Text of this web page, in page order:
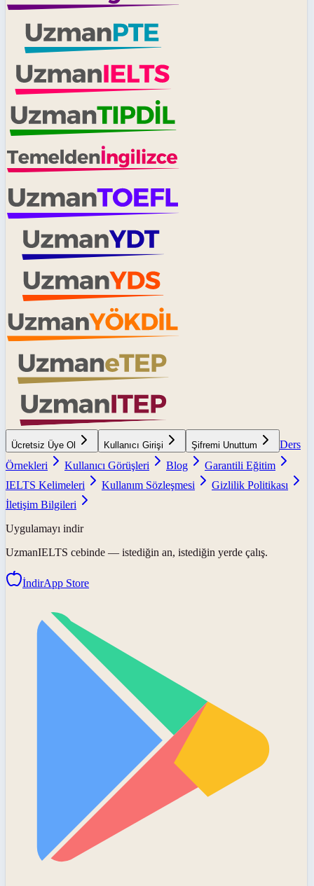
Ücretsiz Üye Ol Kullanıcı Girişi Şifremi Unuttum
Ders
Örnekleri
Kullanıcı Görüşleri Blog
Garantili Eğitim
IELTS Kelimeleri
Kullanım Sözleşmesi
Gizlilik Politikası
İletişim Bilgileri
Uygulamayı indir
UzmanIELTS cebinde — istediğin an, istediğin yerde çalış.
İndirApp Store